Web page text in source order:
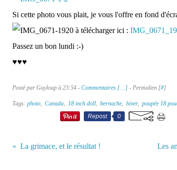
Si cette photo vous plait, je vous l'offre en fond
à télécharger ici :
Passez un bon lundi :-)
♥♥♥
Posté par Guyloup à 23:54 - Commentaires […] - Permalien [#]
Tags: photo, Canada, 18 inch doll, bernache, hiver, poupée 18
Repost
0
La grimace, et le résultat ! Les